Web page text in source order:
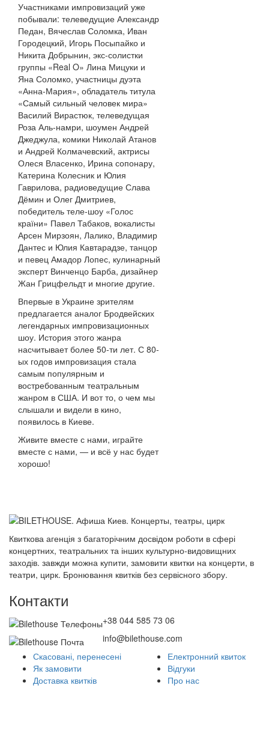
Участниками импровизаций уже
побывали: телеведущие Александр
Педан, Вячеслав Соломка, Иван
Городецкий, Игорь Посыпайко и
Никита Добрынин, экс-солистки
группы «Real O» Лина Мицуки и
Яна Соломко, участницы дуэта
«Анна-Мария», обладатель титула
«Самый сильный человек мира»
Василий Вирастюк, телеведущая
Роза Аль-намри, шоумен Андрей
Джеджула, комики Николай Атанов
и Андрей Колмачевский, актрисы
Олеся Власенко, Ирина сопонару,
Катерина Колесник и Юлия
Гаврилова, радиоведущие Слава
Дёмин и Олег Дмитриев,
победитель теле-шоу «Голос
країни» Павел Табаков, вокалисты
Арсен Мирзоян, Лалико, Владимир
Дантес и Юлия Кавтарадзе, танцор
и певец Амадор Лопес, кулинарный
эксперт Винченцо Барба, дизайнер
Жан Грицфельдт и многие другие.
Впервые в Украине зрителям
предлагается аналог Бродвейских
легендарных импровизационных
шоу. История этого жанра
насчитывает более 50-ти лет. С 80-
ых годов импровизация стала
самым популярным и
востребованным театральным
жанром в США. И вот то, о чем мы
слышали и видели в кино,
появилось в Киеве.
Живите вместе с нами, играйте
вместе с нами, — и всё у нас будет
хорошо!
Квиткова агенція з багаторічним досвідом роботи в сфері
концертних, театральних та інших культурно-видовищних
заходів. завжди можна купити, замовити квитки на концерти, в
театри, цирк. Бронювання квитків без сервісного збору.
Контакти
+38 044 585 73 06
info@bilethouse.com
Скасовані, перенесені
Як замовити
Доставка квитків
Електронний квиток
Відгуки
Про нас